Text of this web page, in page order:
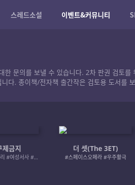
스레드소설 이벤트&커뮤니티
문의를 보낼 수 있습니다. 2차 판권 검토
다. 종이책/전자책 출간작은 검토용 도서를
제금지
#로맨스릴러 #추리 #여성서사 #사적제재
더 셋(The 3ET)
#스페이스오페라 #우주활극